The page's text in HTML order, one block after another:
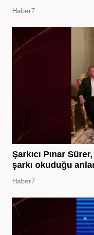
Haber7
Şarkıcı Pınar
şarkı okuduğu
Haber7